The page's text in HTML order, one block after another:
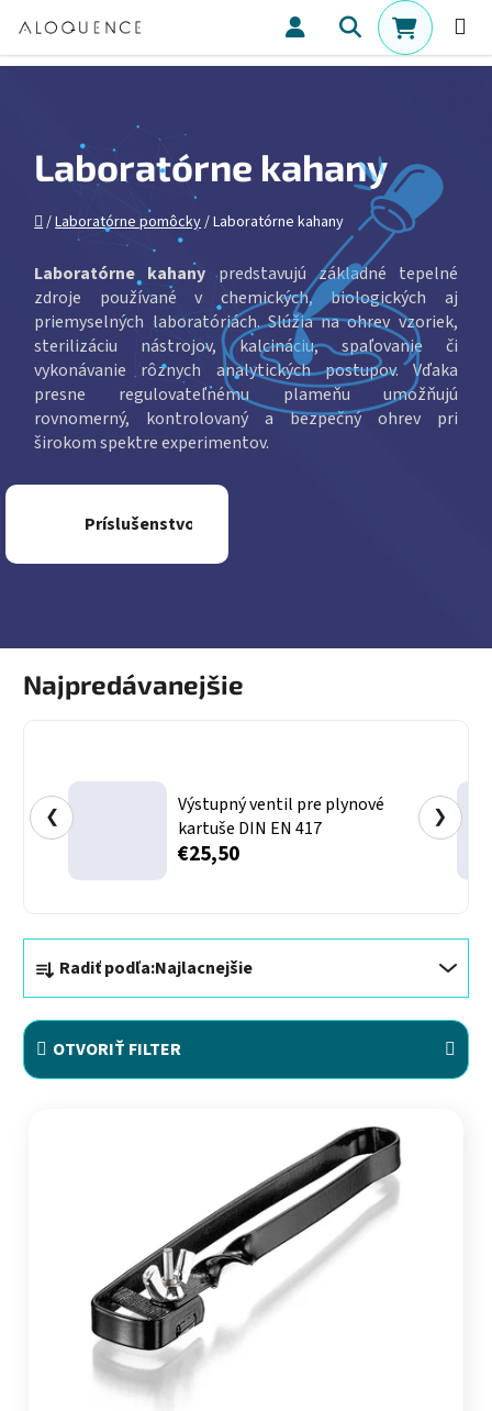
Hľadať
Laboratórne kahany
Domov
/Laboratórne pomôcky/Laboratórne kahany
Laboratórne kahany predstavujú základné tepelné
zdroje používané v chemických, biologických aj
priemyselných laboratóriách. Slúžia na ohrev vzoriek,
sterilizáciu nástrojov, kalcináciu, spaľovanie či
vykonávanie rôznych analytických postupov. Vďaka
presne regulovateľnému plameňu umožňujú
rovnomerný, kontrolovaný a bezpečný ohrev pri
širokom spektre experimentov.
Príslušenstvo
Najpredávanejšie
Výstupný ventil pre plynové
kartuše DIN EN 417
€25,50
❮ ❯
Radiť podľa:Najlacnejšie
OTVORIŤ FILTER